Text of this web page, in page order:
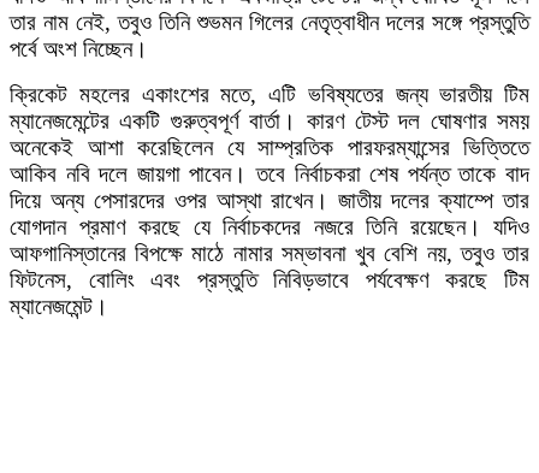
তার নাম নেই, তবুও তিনি শুভমন গিলের নেতৃত্বাধীন দলের সঙ্গে প্রস্তুতি
পর্বে অংশ নিচ্ছেন।
ক্রিকেট মহলের একাংশের মতে, এটি ভবিষ্যতের জন্য ভারতীয় টিম
ম্যানেজমেন্টের একটি গুরুত্বপূর্ণ বার্তা। কারণ টেস্ট দল ঘোষণার সময়
অনেকেই আশা করেছিলেন যে সাম্প্রতিক পারফরম্যান্সের ভিত্তিতে
আকিব নবি দলে জায়গা পাবেন। তবে নির্বাচকরা শেষ পর্যন্ত তাকে বাদ
দিয়ে অন্য পেসারদের ওপর আস্থা রাখেন। জাতীয় দলের ক্যাম্পে তার
যোগদান প্রমাণ করছে যে নির্বাচকদের নজরে তিনি রয়েছেন। যদিও
আফগানিস্তানের বিপক্ষে মাঠে নামার সম্ভাবনা খুব বেশি নয়, তবুও তার
ফিটনেস, বোলিং এবং প্রস্তুতি নিবিড়ভাবে পর্যবেক্ষণ করছে টিম
ম্যানেজমেন্ট।